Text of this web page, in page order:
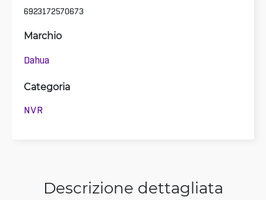
6923172570673
Marchio
Dahua
Categoria
NVR
Descrizione dettagliata